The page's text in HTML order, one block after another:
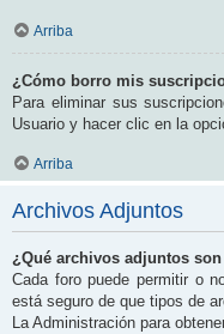
Arriba
¿Cómo borro mis
Para eliminar sus
Usuario y hacer clic en la
Arriba
Archivos Adjuntos
¿Qué archivos adjuntos
Cada foro puede permitir o
está seguro de que tipos de
La Administración para